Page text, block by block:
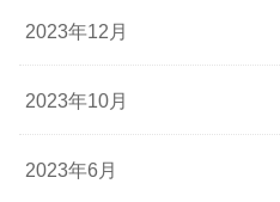
2023年12月
2023年10月
2023年6月